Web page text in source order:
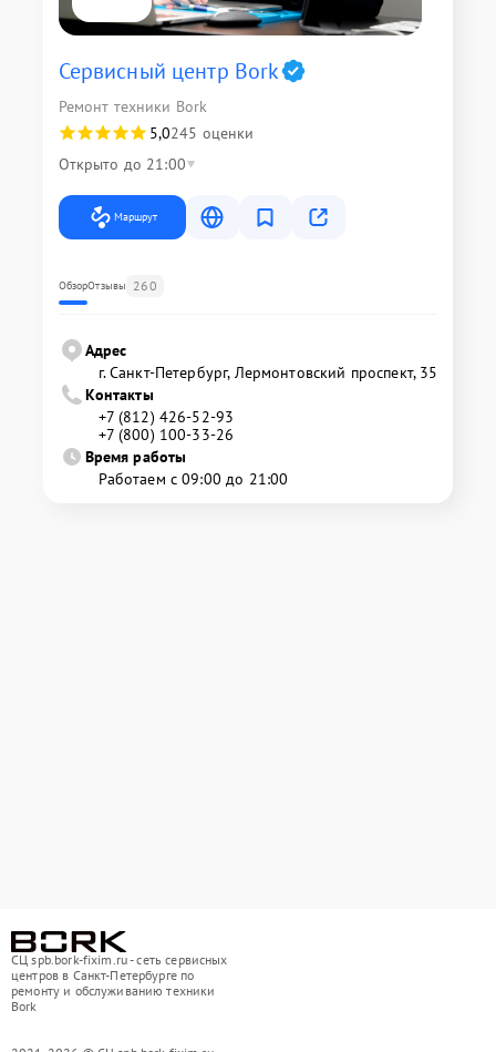
Сервисный центр Bork
Ремонт техники Bork
5,0245 оценки
Открыто до 21:00
Маршрут
ОбзорОтзывы 260
Адрес
г. Санкт-Петербург, Лермонтовский проспект, 35
Контакты
+7 (812) 426-52-93
+7 (800) 100-33-26
Время работы
Работаем с 09:00 до 21:00
СЦ spb.bork-fixim.ru - сеть сервисных
центров в Санкт-Петербурге по
ремонту и обслуживанию техники
Bork